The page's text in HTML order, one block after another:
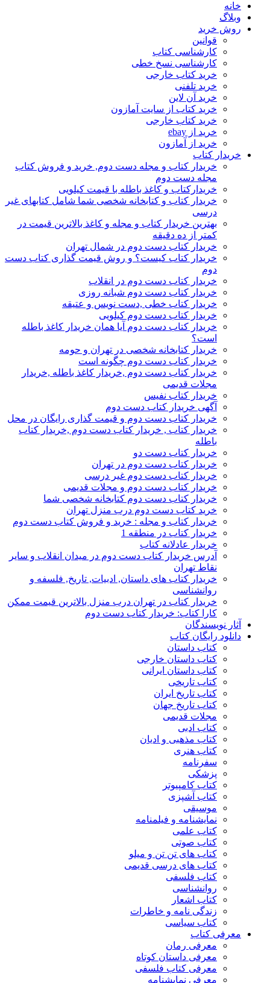
خانه
وبلاگ
روش خرید
قوانین
کارشناسی کتاب
کارشناسی نسخ خطی
خرید کتاب خارجی
خرید تلفنی
خرید آن لاین
خرید کتاب از سایت آمازون
خرید کتاب خارجی
خرید از ebay
خرید از آمازون
خریدار کتاب
خریدار کتاب و مجله دست دوم, خرید و فروش کتاب
مجله دست دوم
خریدارکتاب و کاغذ باطله با قیمت کیلویی
خریدار کتاب و کتابخانه شخصی شما شامل کتابهای غیر
درسی
بهترین خریدار کتاب و مجله و کاغذ بالاترین قیمت در
کمتر از ده دقیقه
خریدار کتاب دست دوم در شمال تهران
خریدار کتاب کیست؟ و روش قیمت گذاری کتاب دست
دوم
خریدار کتاب دست دوم در انقلاب
خریدار کتاب دست دوم شبانه روزی
خریدار کتاب خطی ,دست نویس و عتیقه
خریدار کتاب دست دوم کیلویی
خریدار کتاب دست دوم آیا همان خریدار کاغذ باطله
است؟
خریدار کتابخانه شخصی در تهران و حومه
خریدار کتاب دست دوم چگونه است
خریدار کتاب دست دوم ,خریدار کاغذ باطله ,خریدار
مجلات قدیمی
خریدار کتاب نفیس
آگهی خریدار کتاب دست دوم
خریدار کتاب دست دوم و قیمت گذاری رایگان در محل
خریدار کتاب , خریدار کتاب دست دوم ,خریدار کتاب
باطله
خریدار کتاب دست دو
خریدار کتاب دست دوم در تهران
خریدار کتاب دست دوم غیر درسی
خریدار کتاب دست دوم و مجلات قدیمی
خریدار کتاب دست دوم کتابخانه شخصی شما
خرید کتاب دست دوم درب منزل تهران
خریدار کتاب و مجله : خرید و فروش کتاب دست دوم
خریدار کتاب در منطقه 1
خریدار عادلانه کتاب
آدرس خریدار کتاب دست دوم در میدان انقلاب و سایر
نقاط تهران
خریدار کتاب های داستان, ادبیات, تاریخ, فلسفه و
روانشناسی
خریدار کتاب در تهران درب منزل بالاترین قیمت ممکن
کارا کتاب: خریدار کتاب دست دوم
آثار نویسندگان
دانلود رایگان کتاب
کتاب داستان
کتاب داستان خارجی
کتاب داستان ایرانی
کتاب تاریخی
کتاب تاریخ ایران
کتاب تاریخ جهان
مجلات قدیمی
کتاب ادبی
کتاب مذهبی و ادیان
کتاب هنری
سفرنامه
پزشکی
کتاب کامپیوتر
کتاب آشپزی
موسیقی
نمایشنامه و فیلمنامه
کتاب علمی
کتاب صوتی
کتاب های تن تن و میلو
کتاب های درسی قدیمی
کتاب فلسفی
روانشناسی
کتاب اشعار
زندگی نامه و خاطرات
کتاب سیاسی
معرفی کتاب
معرفی رمان
معرفی داستان کوتاه
معرفی کتاب فلسفی
معرفی نمایشنامه